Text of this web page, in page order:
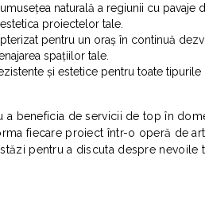
naturală a regiunii cu pavaje
proiectelor tale.
pentru un oraș în continuă
spațiilor tale.
și estetice pentru toate tipurile
a beneficia de servicii de top în
fiecare proiect într-o operă de
pentru a discuta despre nevoile